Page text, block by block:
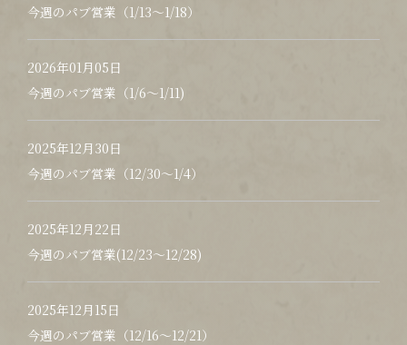
今週のパブ営業（1/13〜1/18）
2026年01月05日
今週のパブ営業（1/6〜1/11)
2025年12月30日
今週のパブ営業（12/30〜1/4）
2025年12月22日
今週のパブ営業(12/23〜12/28)
2025年12月15日
今週のパブ営業（12/16〜12/21）